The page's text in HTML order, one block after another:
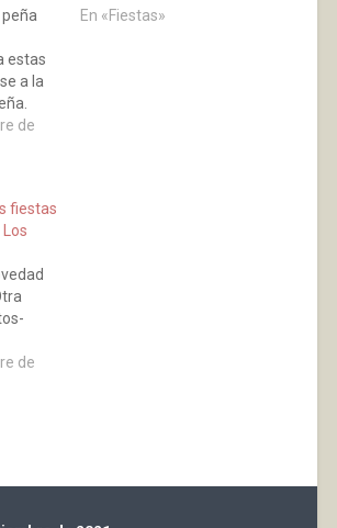
estas
a la
21
de
En «Fiestas»
fiestas
de